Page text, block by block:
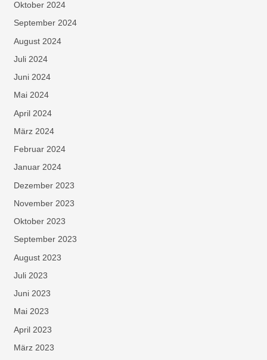
Oktober 2024
September 2024
August 2024
Juli 2024
Juni 2024
Mai 2024
April 2024
März 2024
Februar 2024
Januar 2024
Dezember 2023
November 2023
Oktober 2023
September 2023
August 2023
Juli 2023
Juni 2023
Mai 2023
April 2023
März 2023